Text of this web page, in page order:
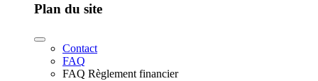
Plan du site
Contact
FAQ
FAQ Règlement financier